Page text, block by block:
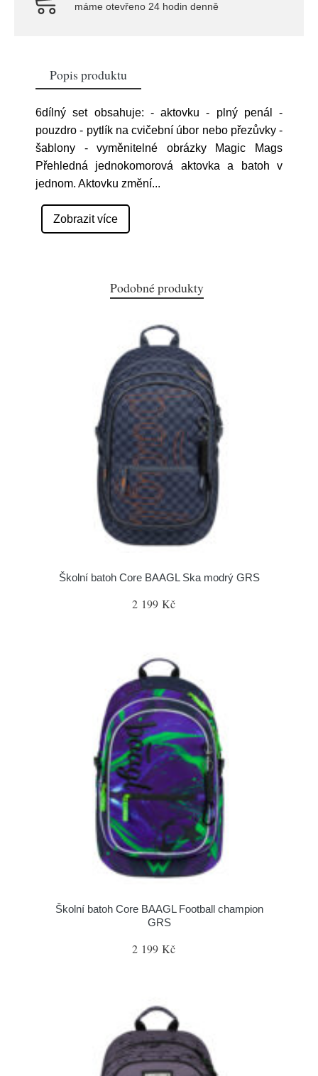
máme otevřeno 24 hodin denně
Popis produktu
6dílný set obsahuje: - aktovku - plný penál -
pouzdro - pytlík na cvičební úbor nebo přezůvky -
šablony - vyměnitelné obrázky Magic Mags
Přehledná jednokomorová aktovka a batoh v
jednom. Aktovku změní...
Zobrazit více
Podobné produkty
Školní batoh Core BAAGL Ska modrý GRS
2 199 Kč
Školní batoh Core BAAGL Football champion
GRS
2 199 Kč